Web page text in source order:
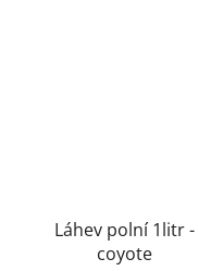
Láhev polní 1litr -
coyote